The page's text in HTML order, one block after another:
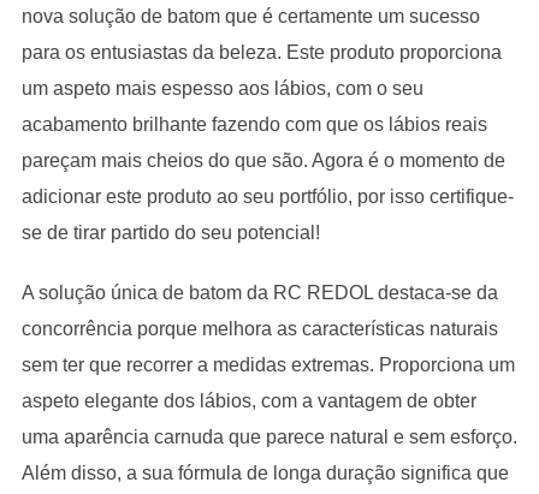
nova solução de batom que é certamente um sucesso
para os entusiastas da beleza. Este produto proporciona
um aspeto mais espesso aos lábios, com o seu
acabamento brilhante fazendo com que os lábios reais
pareçam mais cheios do que são. Agora é o momento de
adicionar este produto ao seu portfólio, por isso certifique-
se de tirar partido do seu potencial!
A solução única de batom da RC REDOL destaca-se da
concorrência porque melhora as características naturais
sem ter que recorrer a medidas extremas. Proporciona um
aspeto elegante dos lábios, com a vantagem de obter
uma aparência carnuda que parece natural e sem esforço.
Além disso, a sua fórmula de longa duração significa que